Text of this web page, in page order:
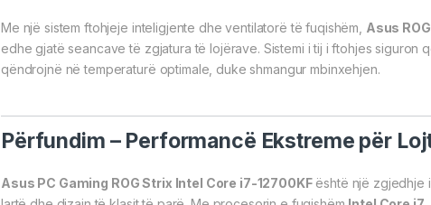
Me një sistem ftohjeje inteligjente dhe ventilatorë të fuqishëm, Asus
edhe gjatë seancave të zgjatura të lojërave. Sistemi i tij i ftohjes
qëndrojnë në temperaturë optimale, duke shmangur mbinxehjen.
Përfundim – Performancë Ekstreme për
Asus PC Gaming ROG Strix Intel Core i7-12700KFështë një zgjedhje